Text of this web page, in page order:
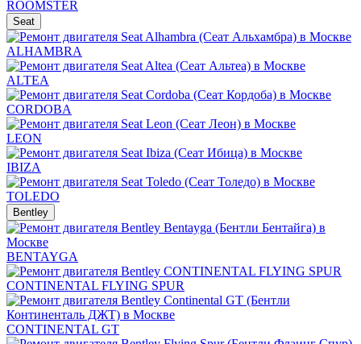
ROOMSTER
Seat
ALHAMBRA
ALTEA
CORDOBA
LEON
IBIZA
TOLEDO
Bentley
BENTAYGA
CONTINENTAL FLYING SPUR
CONTINENTAL GT